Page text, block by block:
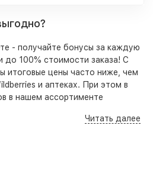
- получайте бонусы за каждую
до 100% стоимости заказа! С
итоговые цены часто ниже, чем
и аптеках. При этом в
в нашем ассортименте
приема и высокуюЧитать далее